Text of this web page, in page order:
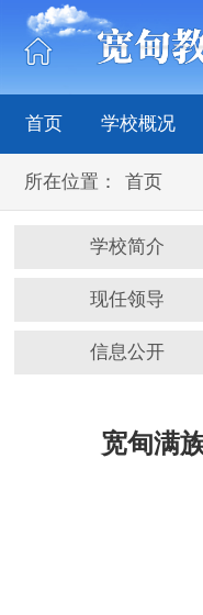
首页 学校概况
所在位置： 首页
学校简介
现任领导
信息公开
宽甸满